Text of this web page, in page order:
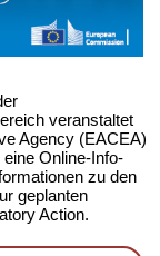
veranstaltet
Agency (EACEA)
Online-Info-
zu den
geplanten
Action.